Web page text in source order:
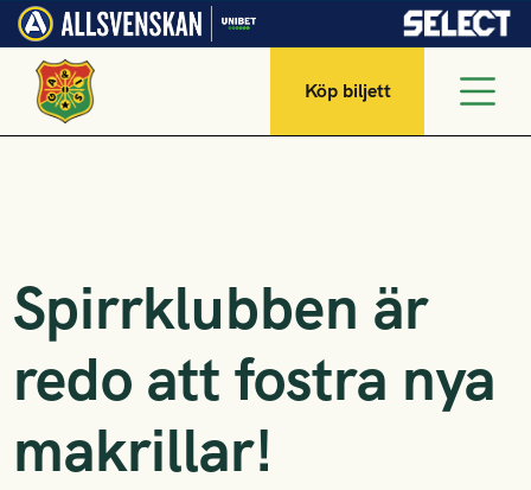
Köp biljett
Spirrklubben är
redo att fostra nya
makrillar!